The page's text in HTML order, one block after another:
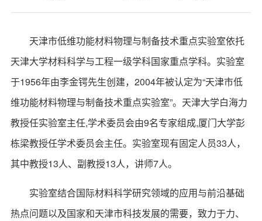
天津市低维功能材料物理与制备技术重点实验室依托
天津大学材料科学与工程一级学科国家重点学科。实验室
于1956年由李金锷先生创建，2004年被认定为“天津市低
维功能材料物理与制备技术重点实验室”。天津大学白海力
教授任实验室主任,学术委员会由9名专家组成,厦门大学彭
栋梁教授任学术委员会主任。实验室现有固定人员33人，
其中教授13人、副教授13人，讲师7人。
实验室结合国际材料科学研究领域的应用与前沿基础
热点问题以及国家和天津市科技发展的需要，致力于力、